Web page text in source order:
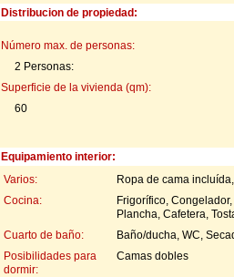
Distribucion de propiedad:
Número max. de personas:
2 Personas:
Superficie de la vivienda (qm):
60
Equipamiento interior:
Varios:
Ropa de cama
Cocina:
Frigorífico,
Plancha, Cafetera,
Cuarto de baño:
Baño/ducha, WC,
Posibilidades para
dormir:
Camas dobles